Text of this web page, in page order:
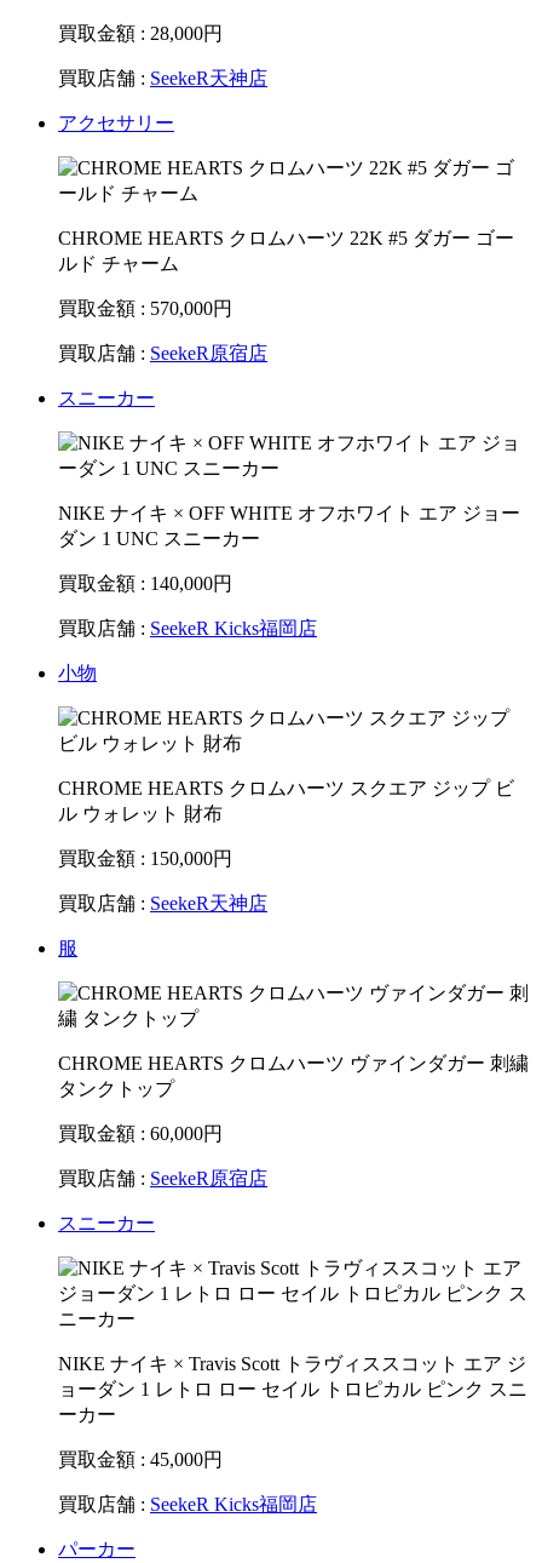
買取金額 : 28,000円
買取店舗 : SeekeR天神店
アクセサリー
CHROME HEARTS クロムハーツ 22K #5 ダガー ゴー
ルド チャーム
買取金額 : 570,000円
買取店舗 : SeekeR原宿店
スニーカー
NIKE ナイキ × OFF WHITE オフホワイト エア ジョー
ダン 1 UNC スニーカー
買取金額 : 140,000円
買取店舗 : SeekeR Kicks福岡店
小物
CHROME HEARTS クロムハーツ スクエア ジップ ビ
ル ウォレット 財布
買取金額 : 150,000円
買取店舗 : SeekeR天神店
服
CHROME HEARTS クロムハーツ ヴァインダガー 刺繍
タンクトップ
買取金額 : 60,000円
買取店舗 : SeekeR原宿店
スニーカー
NIKE ナイキ × Travis Scott トラヴィススコット エア ジ
ョーダン 1 レトロ ロー セイル トロピカル ピンク スニ
ーカー
買取金額 : 45,000円
買取店舗 : SeekeR Kicks福岡店
パーカー